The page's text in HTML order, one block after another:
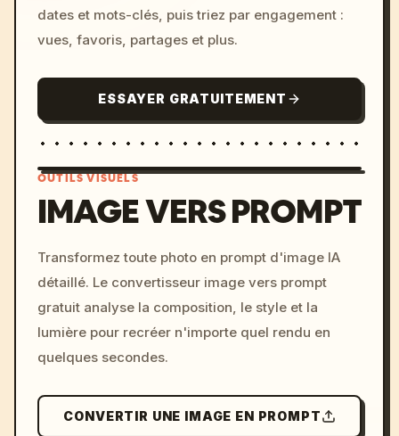
dates et mots-clés, puis triez par engagement :
vues, favoris, partages et plus.
ESSAYER GRATUITEMENT
c, cyberpunk sunset, neon
colors, 8k --v 6.0
OUTILS VISUELS
IMAGE VERS PROMPT
Transformez toute photo en prompt d'image IA
détaillé. Le convertisseur image vers prompt
gratuit analyse la composition, le style et la
lumière pour recréer n'importe quel rendu en
quelques secondes.
CONVERTIR UNE IMAGE EN PROMPT